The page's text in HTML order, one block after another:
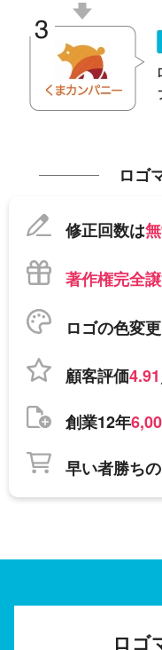
ロゴ
修正回数は
著作権完全
ロゴの色変
顧客評価4.91
創業12年
早い者勝ちの
ロゴ